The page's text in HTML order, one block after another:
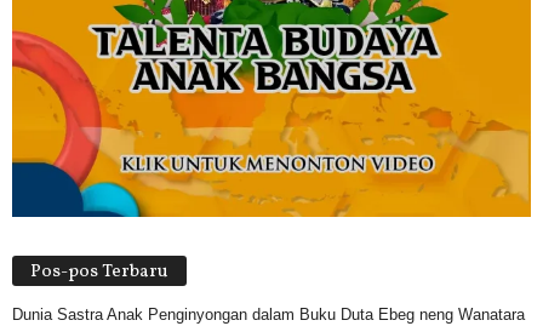
Pos-pos Terbaru
Dunia Sastra Anak Penginyongan dalam Buku Duta Ebeg neng Wanatara